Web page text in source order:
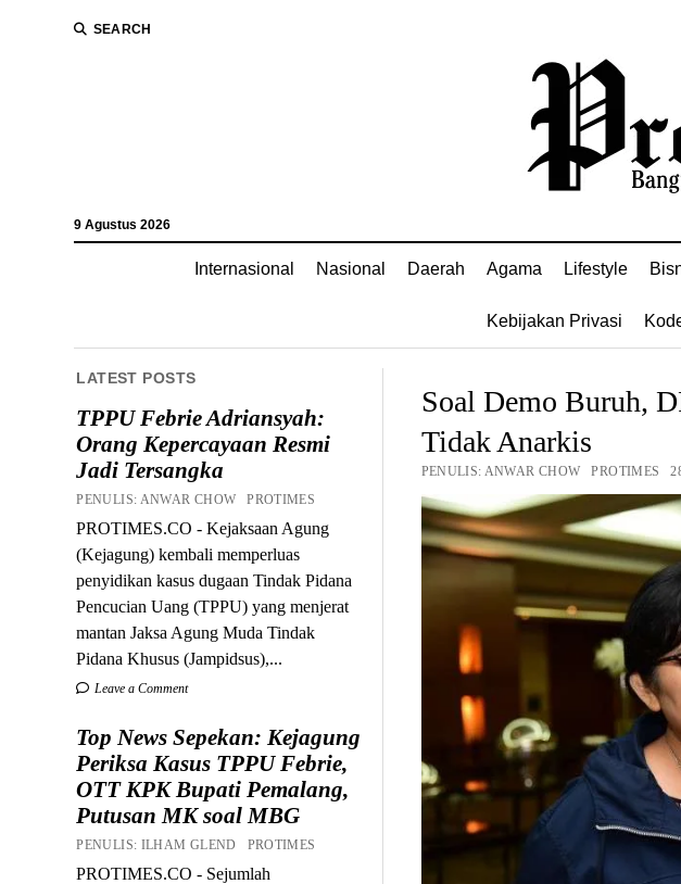
SEARCH
9 Agustus 2026
Internasional Nasional Daerah Agama Lifestyle
Kebijakan Privasi
LATEST POSTS
TPPU Febrie Adriansyah:
Orang Kepercayaan Resmi
Jadi Tersangka
PENULIS: ANWAR CHOW PROTIMES
PROTIMES.CO - Kejaksaan Agung
(Kejagung) kembali memperluas
penyidikan kasus dugaan Tindak Pidana
Pencucian Uang (TPPU) yang menjerat
mantan Jaksa Agung Muda Tindak
Pidana Khusus (Jampidsus),...
Leave a Comment
Top News Sepekan: Kejagung
Periksa Kasus TPPU Febrie,
OTT KPK Bupati Pemalang,
Putusan MK soal MBG
PENULIS: ILHAM GLEND PROTIMES
PROTIMES.CO - Sejumlah
Soal Demo Buruh,
Tidak Anarkis
PENULIS: ANWAR CHOW PROTIMES